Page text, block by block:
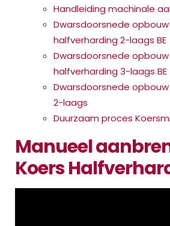
Handleiding machinale
Dwarsdoorsnede
halfverharding 2-laags BE
Dwarsdoorsnede
halfverharding 3-laags BE
Dwarsdoorsnede opbouw
2-laags
Duurzaam proces
Manueel
Koers